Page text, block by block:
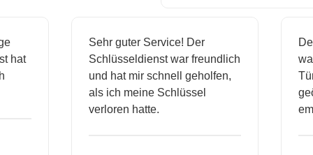
hat
Sehr guter Service! Der
Schlüsseldienst war freundlich
und hat mir schnell geholfen,
als ich meine Schlüssel
verloren hatte.